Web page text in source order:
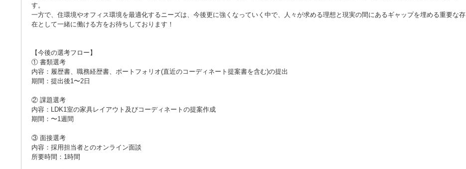
す。
一方で、住環境やオフィス環境を最適化するニーズは、今後更に強くなっていく中で、人々が求める理想と現実の間にあるギャップを埋める重要な存
在として一緒に働ける方をお待ちしております！
【今後の選考フロー】
① 書類選考
内容：履歴書、職務経歴書、ポートフォリオ(直近のコーディネート提案書を含む)の提出
期間：提出後1〜2日
② 課題選考
内容：LDK1室の家具レイアウト及びコーディネートの提案作成
期間：〜1週間
③ 面接選考
内容：採用担当者とのオンライン面談
所要時間：1時間